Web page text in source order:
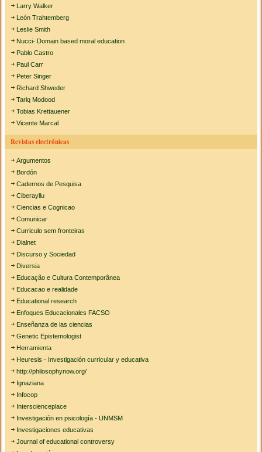
Larry Walker
León Trahtemberg
Leslie Smith
Nucci- Domain based moral education
Pablo Castro
Paul Carr
Peter Singer
Richard Shweder
Tariq Modood
Tobias Krettauener
Vicente Marcal
Revistas electrónicas
Argumentos
Bordón
Cadernos de Pesquisa
Ciberayllu
Ciencias e Cognicao
Comunicar
Curriculo sem fronteiras
Dialnet
Discurso y Sociedad
Diversia
Educação e Cultura Contemporânea
Educacao e realidade
Educational research
Enfoques Educacionales FACSO
Enseñanza de las ciencias
Genetic Epistemologist
Herramienta
Heuresis - Investigación curricular y educativa
http://philosophynow.org/
Ignaziana
Infocop
Interscienceplace
Investigación en psicología - UNMSM
Investigaciones educativas
Journal of educational controversy